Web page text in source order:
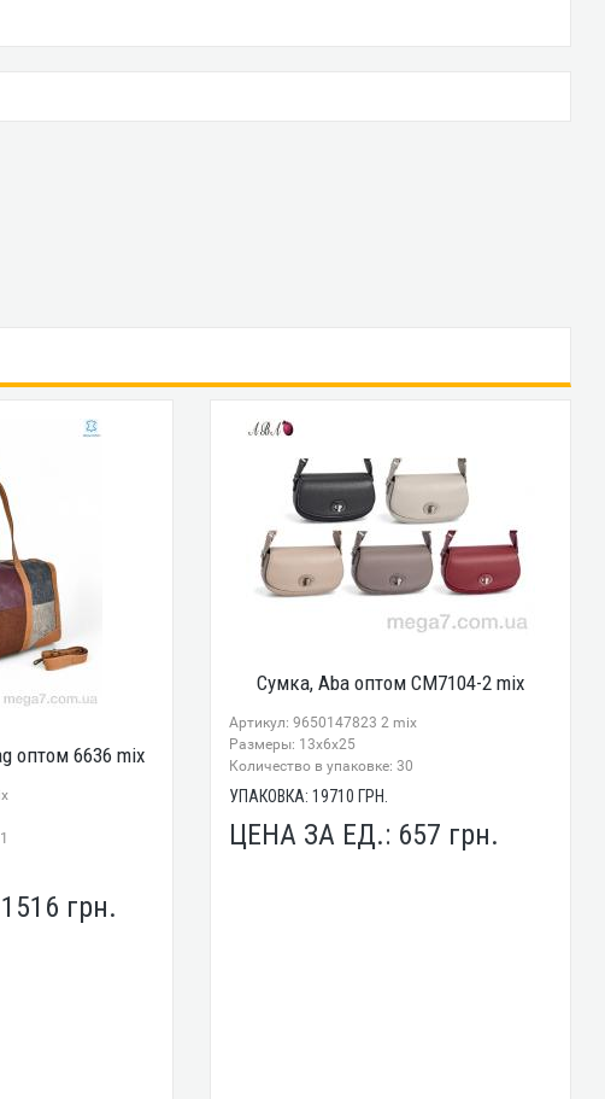
оптом 6636 mix
1516 грн.
Сумка, Aba оптом CM7104-2 mix
Артикул: 9650147823 2 mix
Размеры: 13x6x25
Количество в упаковке: 30
УПАКОВКА:19710 ГРН.
ЦЕНА ЗА ЕД.: 657 грн.